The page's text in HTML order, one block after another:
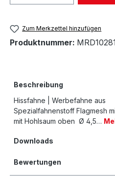
Zum Merkzettel hinzufügen
Produktnummer:
Beschreibung
Hissfahne | Werbefahne aus
Spezialfahnenstoff Flagmesh
mit Hohlsaum oben Ø 4,5…
Downloads
Bewertungen